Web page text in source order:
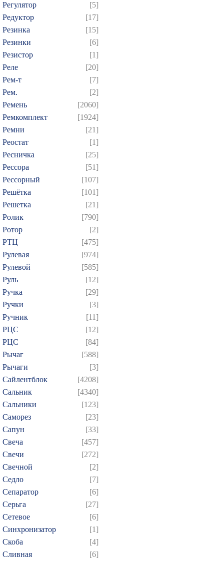
Регулятор
[5]
Редуктор
[17]
Резинка
[15]
Резинки
[6]
Резистор
[1]
Реле
[20]
Рем-т
[7]
Рем.
[2]
Ремень
[2060]
Ремкомплект
[1924]
Ремни
[21]
Реостат
[1]
Ресничка
[25]
Рессора
[51]
Рессорный
[107]
Решётка
[101]
Решетка
[21]
Ролик
[790]
Ротор
[2]
РТЦ
[475]
Рулевая
[974]
Рулевой
[585]
Руль
[12]
Ручка
[29]
Ручки
[3]
Ручник
[11]
РЦC
[12]
РЦС
[84]
Рычаг
[588]
Рычаги
[3]
Сайлентблок
[4208]
Сальник
[4340]
Сальники
[123]
Саморез
[23]
Сапун
[33]
Свеча
[457]
Свечи
[272]
Свечной
[2]
Седло
[7]
Сепаратор
[6]
Серьга
[27]
Сетевое
[6]
Синхронизатор
[1]
Скоба
[4]
Сливная
[6]